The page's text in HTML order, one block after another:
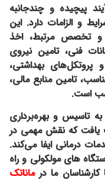
پیچیده و چندجانبه
و الزامات دارد. این
و تخصص مرتبط، اخذ
فنی، تامین نیروی
پروتکل‌های بهداشتی،
تامین منابع مالی،
است.
به تاسیس و بهره‌برداری
یافت که نقش مهمی در
درمانی ایفا می‌کند.
های مولکولی و راه
ما درماناتک